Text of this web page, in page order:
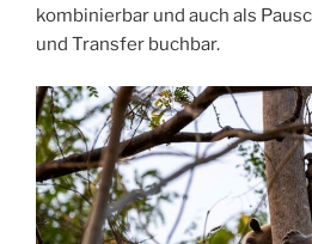
kombinierbar und auch als
und Transfer buchbar.